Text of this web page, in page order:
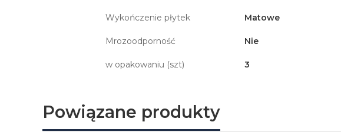
Wykończenie płytek Matowe
Mrozoodporność Nie
w opakowaniu (szt) 3
Powiązane produkty